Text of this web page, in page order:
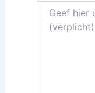
Recensietekst